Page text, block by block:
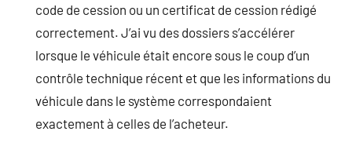
code de cession ou un certificat de cession rédigé
correctement. J’ai vu des dossiers s’accélérer
lorsque le véhicule était encore sous le coup d’un
contrôle technique récent et que les informations du
véhicule dans le système correspondaient
exactement à celles de l’acheteur.